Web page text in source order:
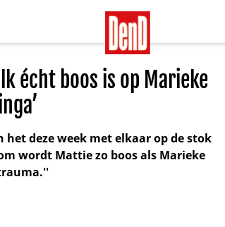
écht boos is op Marieke
deze week met elkaar op de stok
wordt Mattie zo boos als Marieke